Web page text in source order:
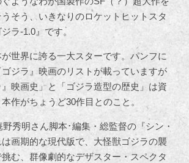
そう、いきなりのロケットヒットスタ
ラ-1.0』です。
世界に誇る一大スターです。パンフに
ジラ』映画のリストが載っていますが
』映画史」と「ゴジラ造型の歴史」は資
作がちょうど30作目とのこと。
秀明さん脚本･編集・総監督の『シン・
画期的な現代版で、大怪獣ゴジラの襲
む、群像劇的なデザスター・スペクタ